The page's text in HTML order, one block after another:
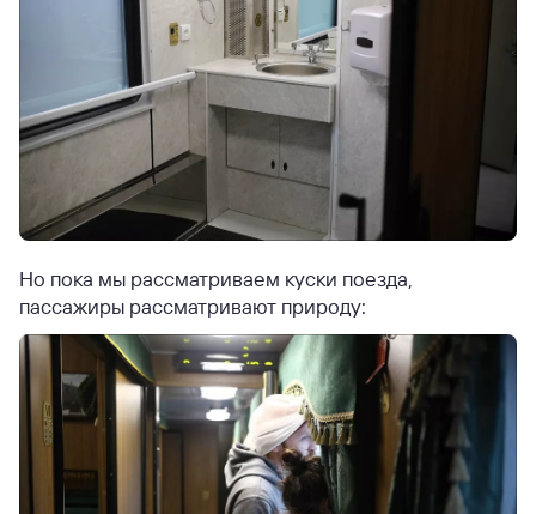
Но пока мы рассматриваем куски поезда,
пассажиры рассматривают природу: